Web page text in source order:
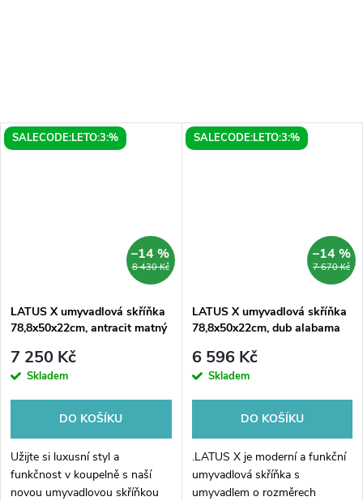
SALECODE:LETO:3:%
8 430 Kč
–14 %
LATUS X umyvadlová skříňka
78,8x50x22cm, antracit matný
7 250 Kč
Skladem
DO KOŠÍKU
Užijte si luxusní styl a
funkčnost v koupelně s naší
novou umyvadlovou skříňkou
SALECODE:LETO:3:%
7 670 Kč
–14 %
LATUS X umyvadlová skříňka
78,8x50x22cm, dub alabama
6 596 Kč
Skladem
DO KOŠÍKU
.LATUS X je moderní a funkční
umyvadlová skříňka s
umyvadlem o rozměrech